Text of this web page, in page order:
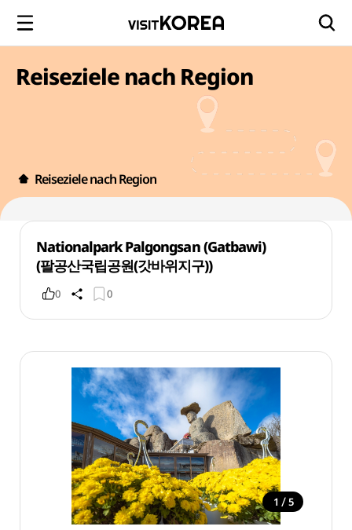
Reiseziele nach Region
Reiseziele nach Region
Nationalpark Palgongsan (Gatbawi)
(팔공산국립공원(갓바위지구))
0 0
1 / 5